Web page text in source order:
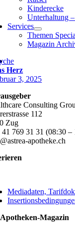
Kinderecke
Unterhaltung
Services
Themen
Magazin
Herz
3, 2025
Consulting
112
Zug
41 769 31 31 (08:30 –
apotheke.ch
Mediadaten,
Magazin